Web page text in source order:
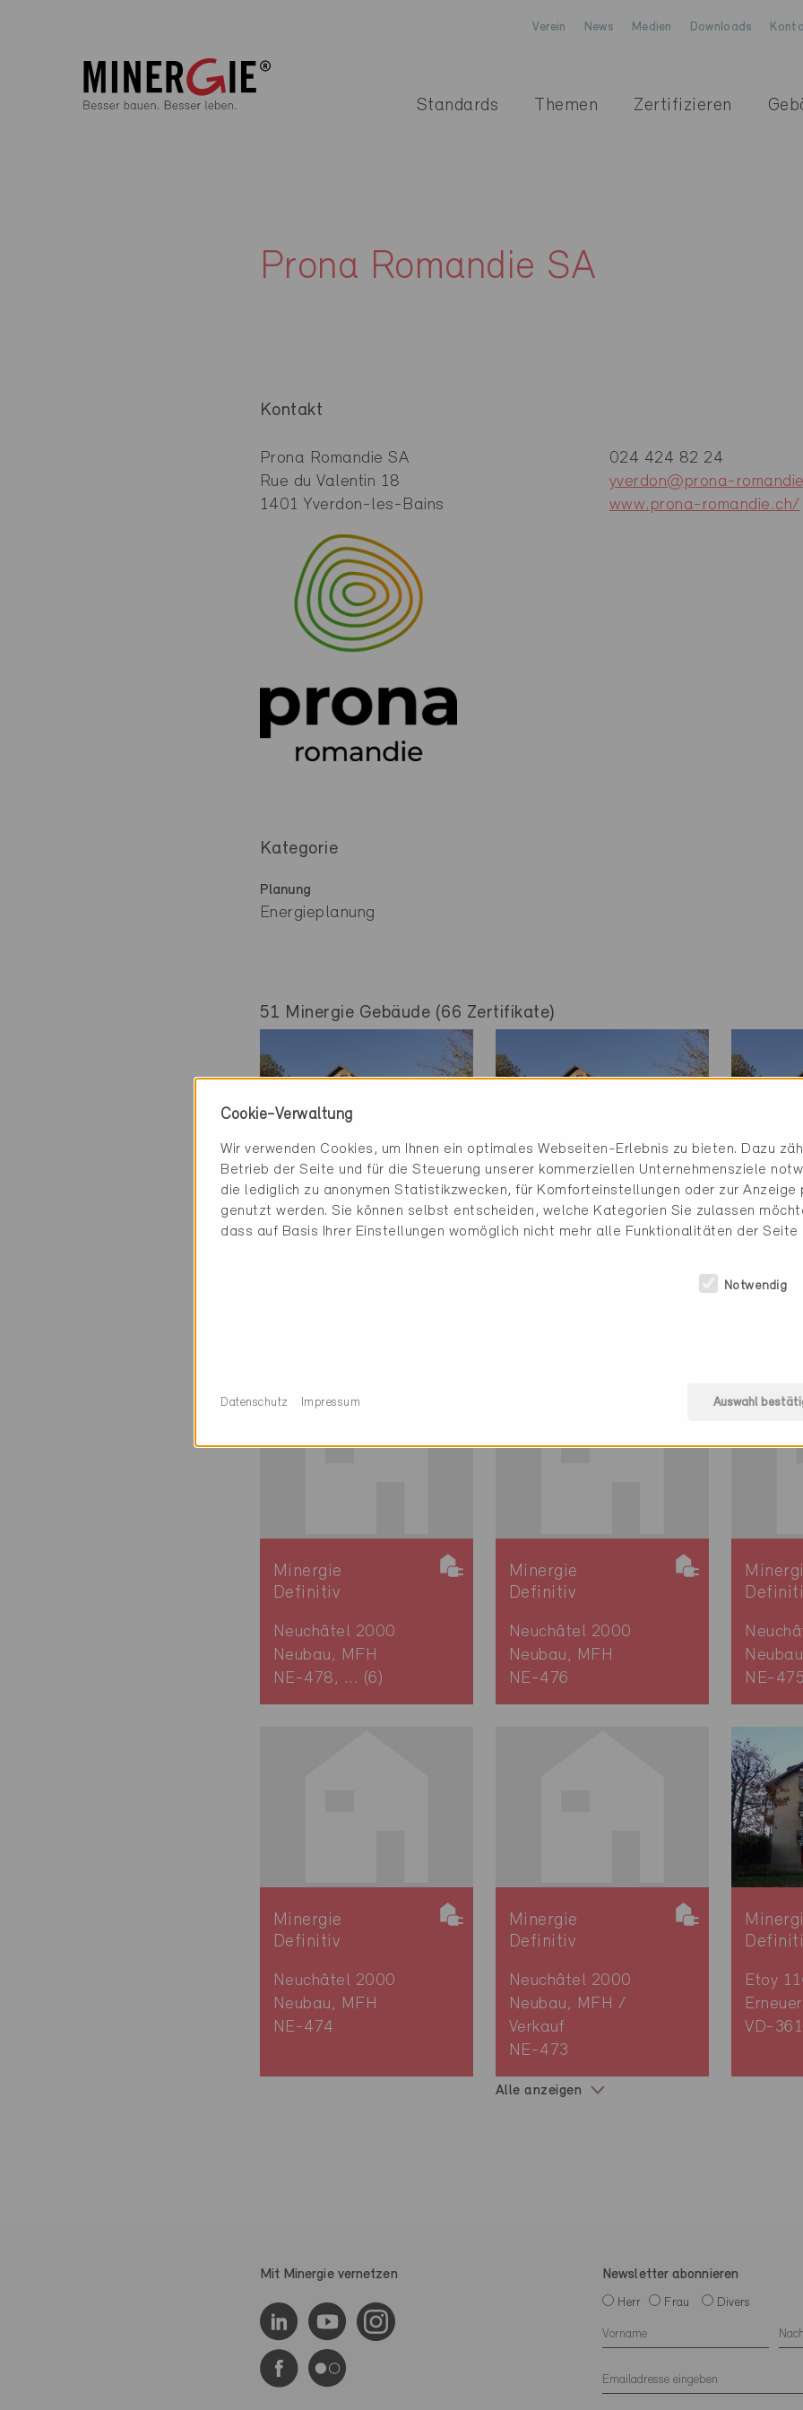
Verein News Medien Downloads
Standards Themen Zertifizieren
Prona Romandie SA
Kontakt
Prona Romandie SA
Rue du Valentin 18
1401 Yverdon-les-Bains
024 424 82 24
yverdon@prona-
www.prona-romandie.ch/
Kategorie
Planung
Energieplanung
51 Minergie Gebäude (66 Zertifikate)
Minergie
Minergie
Etoy
Minergie
Definitiv
Neuchâtel 2000
Neubau, MFH
NE-478, ... (6)
Minergie
Definitiv
Neuchâtel 2000
Neubau, MFH
NE-476
NE-
Minergie
Definitiv
Neuchâtel 2000
Neubau, MFH
NE-474
Minergie
Definitiv
Neuchâtel 2000
Neubau, MFH /
Verkauf
NE-473
Etoy
VD-
Alle anzeigen
Mit Minergie vernetzen Newsletter abonnieren
Herr Frau Divers
Cookie-Verwaltung
Wir verwenden Cookies, um Ihnen ein optimales Webseiten-Erlebnis zu bieten. Dazu
Betrieb der Seite und für die Steuerung unserer kommerziellen Unternehmensziele
die lediglich zu anonymen Statistikzwecken, für Komforteinstellungen oder zur
genutzt werden. Sie können selbst entscheiden, welche Kategorien Sie zulassen
dass auf Basis Ihrer Einstellungen womöglich nicht mehr alle Funktionalitäten der Seite
Notwendig
Auswahl
Datenschutz Impressum